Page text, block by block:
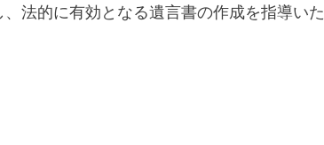
法的に有効となる遺言書の作成を指導いた